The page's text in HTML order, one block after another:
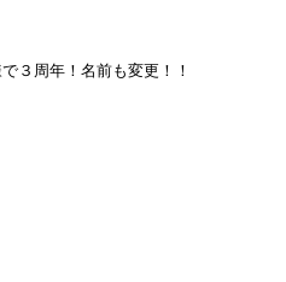
３周年！名前も変更！！